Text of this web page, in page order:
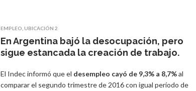
EMPLEO ,UBICACIÓN 2
En Argentina bajó la desocupación, pero
sigue estancada la creación de trabajo.
El Indec informó que el desempleo cayó de 9,3% a 8,7%al
comparar el segundo trimestre de 2016 con igual período de